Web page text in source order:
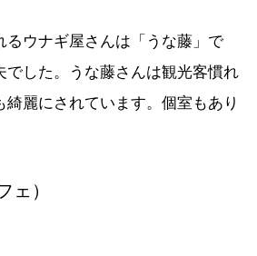
るウナギ屋さんは「うな藤」で
でした。うな藤さんは観光客慣れ
綺麗にされています。個室もあり
ェ）